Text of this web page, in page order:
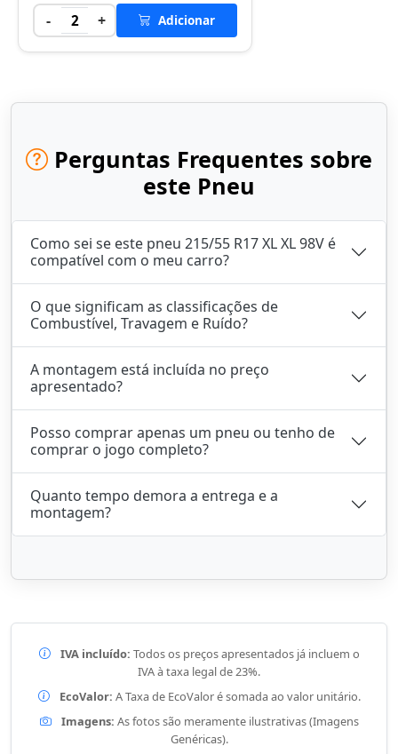
- 2 + Adicionar
Perguntas Frequentes sobre
este Pneu
Como sei se este pneu 215/55 R17 XL XL 98V é
compatível com o meu carro?
O que significam as classificações de
Combustível, Travagem e Ruído?
A montagem está incluída no preço
apresentado?
Posso comprar apenas um pneu ou tenho de
comprar o jogo completo?
Quanto tempo demora a entrega e a
montagem?
IVA incluído: Todos os preços apresentados já incluem o
IVA à taxa legal de 23%.
EcoValor: A Taxa de EcoValor é somada ao valor unitário.
Imagens: As fotos são meramente ilustrativas (Imagens
Genéricas).